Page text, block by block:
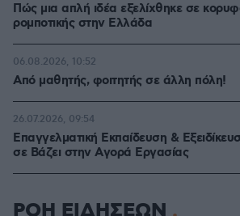
Πώς μια απλή ιδέα εξελίχθηκε σε
ρομποτικής στην Ελλάδα
Από μαθητής, φοιτητής σε άλλη πόλη!
06.08.2026, 10:52
Επαγγελματική Εκπαίδευση &
σε Bάζει στην Aγορά Eργασίας
26.07.2026, 09:54